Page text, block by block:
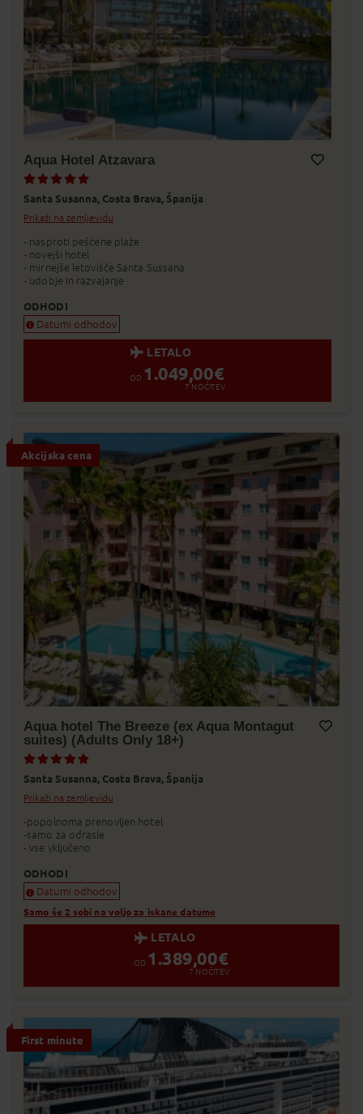
Aqua Hotel Atzavara
Santa Susanna, Costa Brava, Španija
Prikaži na zemljevidu
- nasproti peščene plaže
- novejši hotel
- mirnejše letovišče Santa Sussana
- udobje in razvajanje
ODHODI
Datumi odhodov
LETALO
OD 1.049,00€
7 NOČITEV
Akcijska cena
Aqua hotel The Breeze (ex Aqua Montagut
suites) (Adults Only 18+)
Santa Susanna, Costa Brava, Španija
Prikaži na zemljevidu
-popolnoma prenovljen hotel
-samo za odrasle
- vse vključeno
ODHODI
Datumi odhodov
Samo še 2 sobi na voljo za iskane datume
LETALO
OD 1.389,00€
7 NOČITEV
First minute